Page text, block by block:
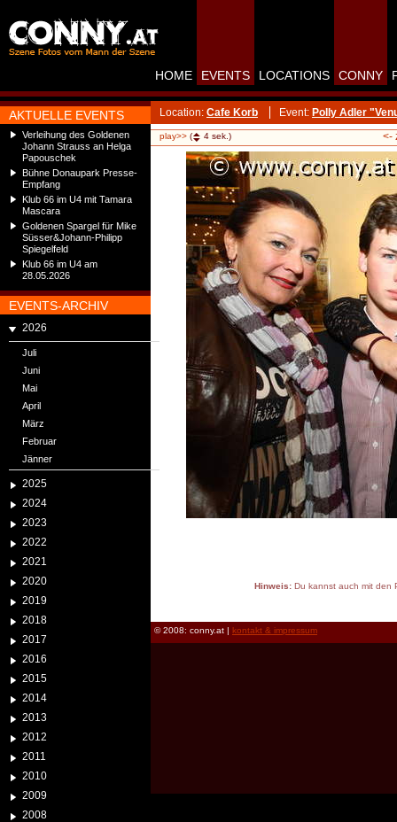
AKTUELLE EVENTS
Verleihung des Goldenen
Johann Strauss an Helga
Papouschek
Bühne Donaupark Presse-
Empfang
Klub 66 im U4 mit Tamara
Mascara
Goldenen Spargel für Mike
Süsser&Johann-Philipp
Spiegelfeld
Klub 66 im U4 am
28.05.2026
EVENTS-ARCHIV
2026
Juli
Juni
Mai
April
März
Februar
Jänner
2025
2024
2023
2022
2021
2020
2019
2018
2017
2016
2015
2014
2013
2012
2011
2010
2009
2008
HOME EVENTS LOCATIONS CONNY
Location: Cafe Korb Event: Polly Adler
play>> ( 4 sek.) <-
Hinweis:Du kannst auch mit den
© 2008: conny.at | kontakt & impressum